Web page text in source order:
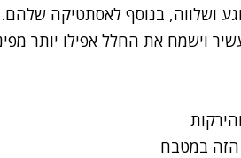
ושלווה, בנוסף לאסתטיקה שלהם.
וישמח את החלל אפילו יותר
הזה במטבח